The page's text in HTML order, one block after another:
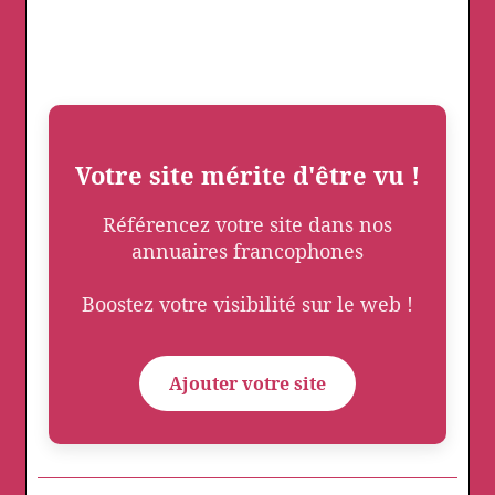
Votre site mérite d'être vu !
Référencez votre site dans nos
annuaires francophones
Boostez votre visibilité sur le web !
Ajouter votre site